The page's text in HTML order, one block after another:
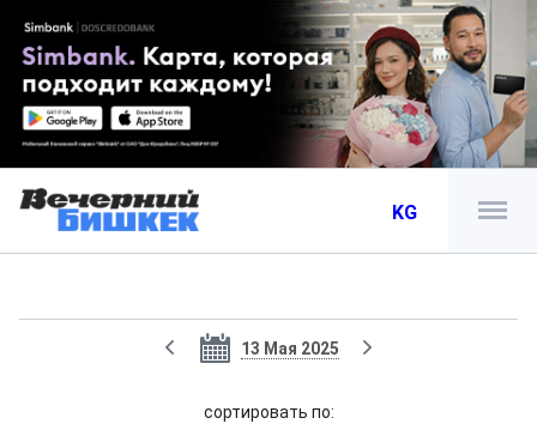
KG
13 Мая 2025
cортировать по: